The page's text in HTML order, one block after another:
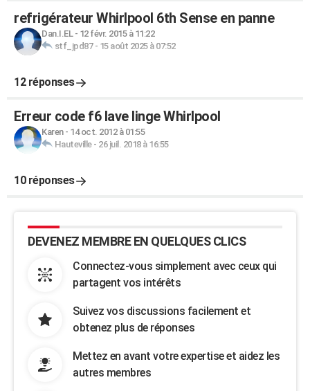
refrigérateur Whirlpool 6th Sense en panne
Dan.I.EL- 12 févr. 2015 à 11:22
stf_jpd87- 15 août 2025 à 07:52
12 réponses
Erreur code f6 lave linge Whirlpool
Karen- 14 oct. 2012 à 01:55
Hauteville- 26 juil. 2018 à 16:55
10 réponses
DEVENEZ MEMBRE EN QUELQUES CLICS
Connectez-vous simplement avec ceux qui
partagent vos intérêts
Suivez vos discussions facilement et
obtenez plus de réponses
Mettez en avant votre expertise et aidez les
autres membres